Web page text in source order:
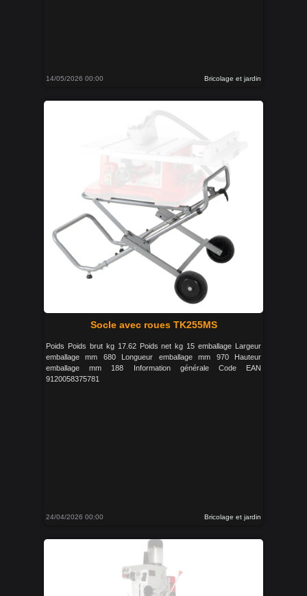
14/05/2026 00:00 Bricolage et jardin
Socle avec roues TK255MS
Poids Poids brut kg 17.62 Poids net kg 15 emballage Largeur
emballage mm 680 Longueur emballage mm 970 Hauteur
emballage mm 188 Information générale Code EAN
9120058375781
24/04/2026 00:00 Bricolage et jardin